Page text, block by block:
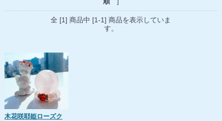
全 [1] 商品中 [1-1] 商品を表示していま
す。
木花咲耶姫ローズク